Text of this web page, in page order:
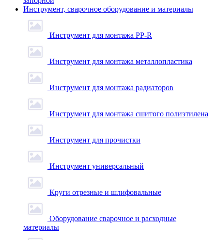
Инструмент, сварочное оборудование и материалы
Инструмент для монтажа PP-R
Инструмент для монтажа металлопластика
Инструмент для монтажа радиаторов
Инструмент для монтажа сшитого полиэтилена
Инструмент для прочистки
Инструмент универсальный
Круги отрезные и шлифовальные
Оборудование сварочное и расходные
материалы